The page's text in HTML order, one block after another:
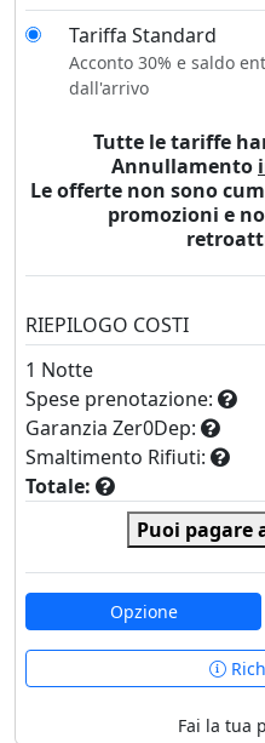
Tariffa Standard
Acconto 30% e saldo
dall'arrivo
Tutte le tariffe
Annullamento
Le offerte non sono
promozioni e
RIEPILOGO COSTI
1 Notte
Spese prenotazione:
Garanzia Zer0Dep:
Smaltimento Rifiuti:
Totale:
Puoi pagare
Opzione
Fai la tua